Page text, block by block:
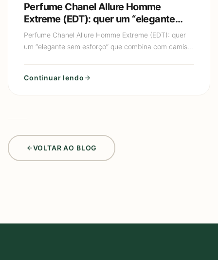
Perfume Chanel Allure Homme
Extreme (EDT): quer um “elegante
sem esforço” que combina com
camisa social e também com jeans?
Perfume Chanel Allure Homme Extreme (EDT): quer
um “elegante sem esforço” que combina com camisa
Continuar lendo
VOLTAR AO BLOG